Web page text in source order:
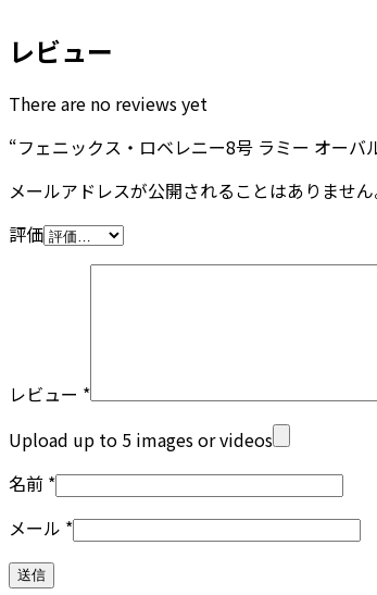
レビュー
There are no reviews yet
“フェニックス・ロベレニー8号 ラミー オー
メールアドレスが公開されることはありません
評価
レビュー *
Upload up to 5 images or videos
名前 *
メール *